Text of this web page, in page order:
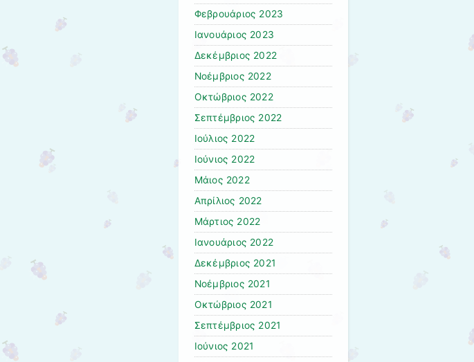
Φεβρουάριος 2023
Ιανουάριος 2023
Δεκέμβριος 2022
Νοέμβριος 2022
Οκτώβριος 2022
Σεπτέμβριος 2022
Ιούλιος 2022
Ιούνιος 2022
Μάιος 2022
Απρίλιος 2022
Μάρτιος 2022
Ιανουάριος 2022
Δεκέμβριος 2021
Νοέμβριος 2021
Οκτώβριος 2021
Σεπτέμβριος 2021
Ιούνιος 2021